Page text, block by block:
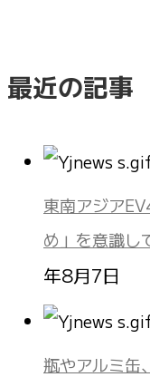
最近の記事
東南アジア
め」を意識し
年8月7日
瓶やアルミ